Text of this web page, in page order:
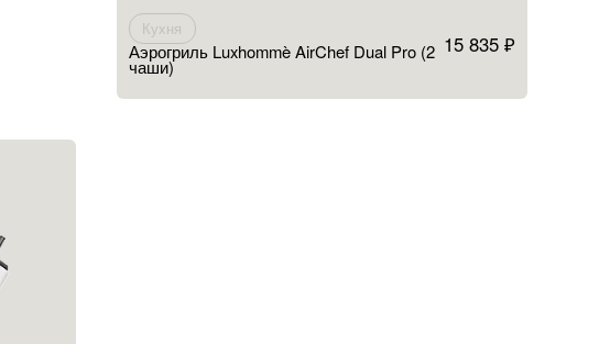
Кухня
Аэрогриль Luxhommè AirChef Dual Pro (2
чаши)
15 835 ₽